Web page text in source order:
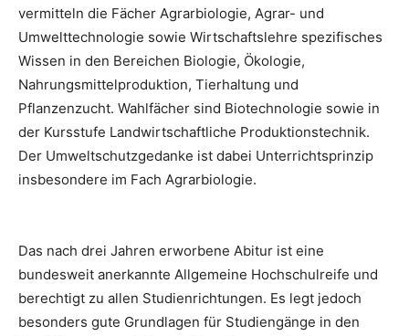
vermitteln die Fächer Agrarbiologie, Agrar- und
Umwelttechnologie sowie Wirtschaftslehre spezifisches
Wissen in den Bereichen Biologie, Ökologie,
Nahrungsmittelproduktion, Tierhaltung und
Pflanzenzucht. Wahlfächer sind Biotechnologie sowie in
der Kursstufe Landwirtschaftliche Produktionstechnik.
Der Umweltschutzgedanke ist dabei Unterrichtsprinzip
insbesondere im Fach Agrarbiologie.
Das nach drei Jahren erworbene Abitur ist eine
bundesweit anerkannte Allgemeine Hochschulreife und
berechtigt zu allen Studienrichtungen. Es legt jedoch
besonders gute Grundlagen für Studiengänge in den